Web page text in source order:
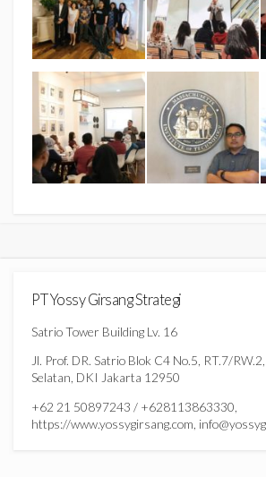
PT Yossy Girsang Strategi
Satrio Tower Building Lv. 16
Jl. Prof. DR. Satrio Blok C4 No.5, RT.7/
Selatan, DKI Jakarta 12950
+62 21 50897243 / +628113863330,
https://www.yossygirsang.com,